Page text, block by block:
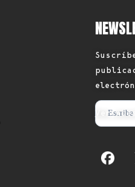
Ver